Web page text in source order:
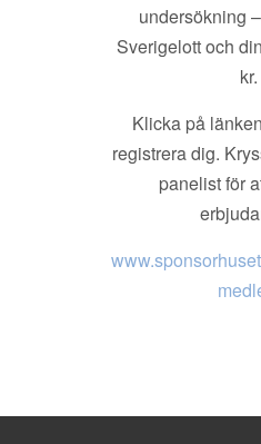
undersökning
Sverigelott och
kr.
Klicka på
registrera dig.
panelist för